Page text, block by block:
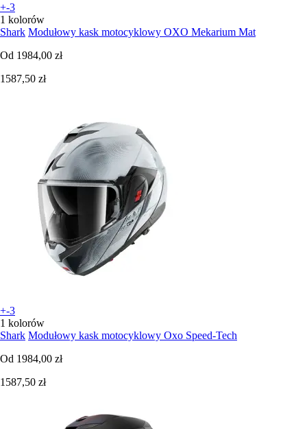
+-3
1 kolorów
Shark Modułowy kask motocyklowy OXO Mekarium Mat
Od 1984,00 zł
1587,50 zł
+-3
1 kolorów
Shark Modułowy kask motocyklowy Oxo Speed-Tech
Od 1984,00 zł
1587,50 zł